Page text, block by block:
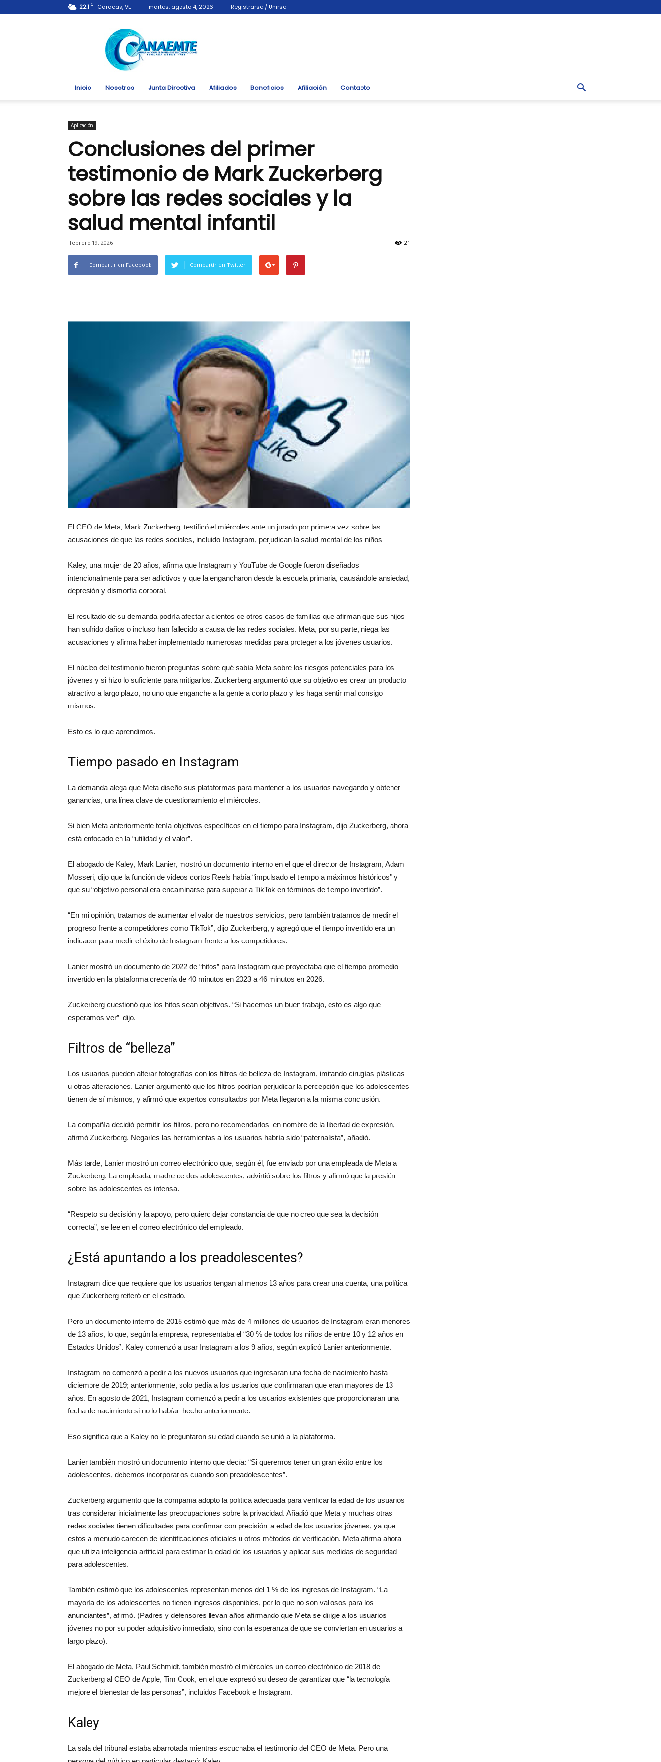
22.1 C Caracas, VE martes, agosto 4, 2026 Registrarse / Unirse
Canaemte.org.ve
Inicio Nosotros Junta Directiva Afiliados Beneficios Afiliación Contacto
Aplicación
Conclusiones del primer
testimonio de Mark Zuckerberg
sobre las redes sociales y la
salud mental infantil
febrero 19, 2026 21
Compartir en Facebook Compartir en Twitter
El CEO de Meta, Mark Zuckerberg, testificó el miércoles ante un jurado por primera vez sobre las
acusaciones de que las redes sociales, incluido Instagram, perjudican la salud mental de los niños
Kaley, una mujer de 20 años, afirma que Instagram y YouTube de Google fueron diseñados
intencionalmente para ser adictivos y que la engancharon desde la escuela primaria, causándole ansiedad,
depresión y dismorfia corporal.
El resultado de su demanda podría afectar a cientos de otros casos de familias que afirman que sus hijos
han sufrido daños o incluso han fallecido a causa de las redes sociales. Meta, por su parte, niega las
acusaciones y afirma haber implementado numerosas medidas para proteger a los jóvenes usuarios.
El núcleo del testimonio fueron preguntas sobre qué sabía Meta sobre los riesgos potenciales para los
jóvenes y si hizo lo suficiente para mitigarlos. Zuckerberg argumentó que su objetivo es crear un producto
atractivo a largo plazo, no uno que enganche a la gente a corto plazo y les haga sentir mal consigo
mismos.
Esto es lo que aprendimos.
Tiempo pasado en Instagram
La demanda alega que Meta diseñó sus plataformas para mantener a los usuarios navegando y obtener
ganancias, una línea clave de cuestionamiento el miércoles.
Si bien Meta anteriormente tenía objetivos específicos en el tiempo para Instagram, dijo Zuckerberg, ahora
está enfocado en la “utilidad y el valor”.
El abogado de Kaley, Mark Lanier, mostró un documento interno en el que el director de Instagram, Adam
Mosseri, dijo que la función de videos cortos Reels había “impulsado el tiempo a máximos históricos” y
que su “objetivo personal era encaminarse para superar a TikTok en términos de tiempo invertido”.
“En mi opinión, tratamos de aumentar el valor de nuestros servicios, pero también tratamos de medir el
progreso frente a competidores como TikTok”, dijo Zuckerberg, y agregó que el tiempo invertido era un
indicador para medir el éxito de Instagram frente a los competidores.
Lanier mostró un documento de 2022 de “hitos” para Instagram que proyectaba que el tiempo promedio
invertido en la plataforma crecería de 40 minutos en 2023 a 46 minutos en 2026.
Zuckerberg cuestionó que los hitos sean objetivos. “Si hacemos un buen trabajo, esto es algo que
esperamos ver”, dijo.
Filtros de “belleza”
Los usuarios pueden alterar fotografías con los filtros de belleza de Instagram, imitando cirugías plásticas
u otras alteraciones. Lanier argumentó que los filtros podrían perjudicar la percepción que los adolescentes
tienen de sí mismos, y afirmó que expertos consultados por Meta llegaron a la misma conclusión.
La compañía decidió permitir los filtros, pero no recomendarlos, en nombre de la libertad de expresión,
afirmó Zuckerberg. Negarles las herramientas a los usuarios habría sido “paternalista”, añadió.
Más tarde, Lanier mostró un correo electrónico que, según él, fue enviado por una empleada de Meta a
Zuckerberg. La empleada, madre de dos adolescentes, advirtió sobre los filtros y afirmó que la presión
sobre las adolescentes es intensa.
“Respeto su decisión y la apoyo, pero quiero dejar constancia de que no creo que sea la decisión
correcta”, se lee en el correo electrónico del empleado.
¿Está apuntando a los preadolescentes?
Instagram dice que requiere que los usuarios tengan al menos 13 años para crear una cuenta, una política
que Zuckerberg reiteró en el estrado.
Pero un documento interno de 2015 estimó que más de 4 millones de usuarios de Instagram eran menores
de 13 años, lo que, según la empresa, representaba el “30 % de todos los niños de entre 10 y 12 años en
Estados Unidos”. Kaley comenzó a usar Instagram a los 9 años, según explicó Lanier anteriormente.
Instagram no comenzó a pedir a los nuevos usuarios que ingresaran una fecha de nacimiento hasta
diciembre de 2019; anteriormente, solo pedía a los usuarios que confirmaran que eran mayores de 13
años. En agosto de 2021, Instagram comenzó a pedir a los usuarios existentes que proporcionaran una
fecha de nacimiento si no lo habían hecho anteriormente.
Eso significa que a Kaley no le preguntaron su edad cuando se unió a la plataforma.
Lanier también mostró un documento interno que decía: “Si queremos tener un gran éxito entre los
adolescentes, debemos incorporarlos cuando son preadolescentes”.
Zuckerberg argumentó que la compañía adoptó la política adecuada para verificar la edad de los usuarios
tras considerar inicialmente las preocupaciones sobre la privacidad. Añadió que Meta y muchas otras
redes sociales tienen dificultades para confirmar con precisión la edad de los usuarios jóvenes, ya que
estos a menudo carecen de identificaciones oficiales u otros métodos de verificación. Meta afirma ahora
que utiliza inteligencia artificial para estimar la edad de los usuarios y aplicar sus medidas de seguridad
para adolescentes.
También estimó que los adolescentes representan menos del 1 % de los ingresos de Instagram. “La
mayoría de los adolescentes no tienen ingresos disponibles, por lo que no son valiosos para los
anunciantes”, afirmó. (Padres y defensores llevan años afirmando que Meta se dirige a los usuarios
jóvenes no por su poder adquisitivo inmediato, sino con la esperanza de que se conviertan en usuarios a
largo plazo).
El abogado de Meta, Paul Schmidt, también mostró el miércoles un correo electrónico de 2018 de
Zuckerberg al CEO de Apple, Tim Cook, en el que expresó su deseo de garantizar que “la tecnología
mejore el bienestar de las personas”, incluidos Facebook e Instagram.
Kaley
La sala del tribunal estaba abarrotada mientras escuchaba el testimonio del CEO de Meta. Pero una